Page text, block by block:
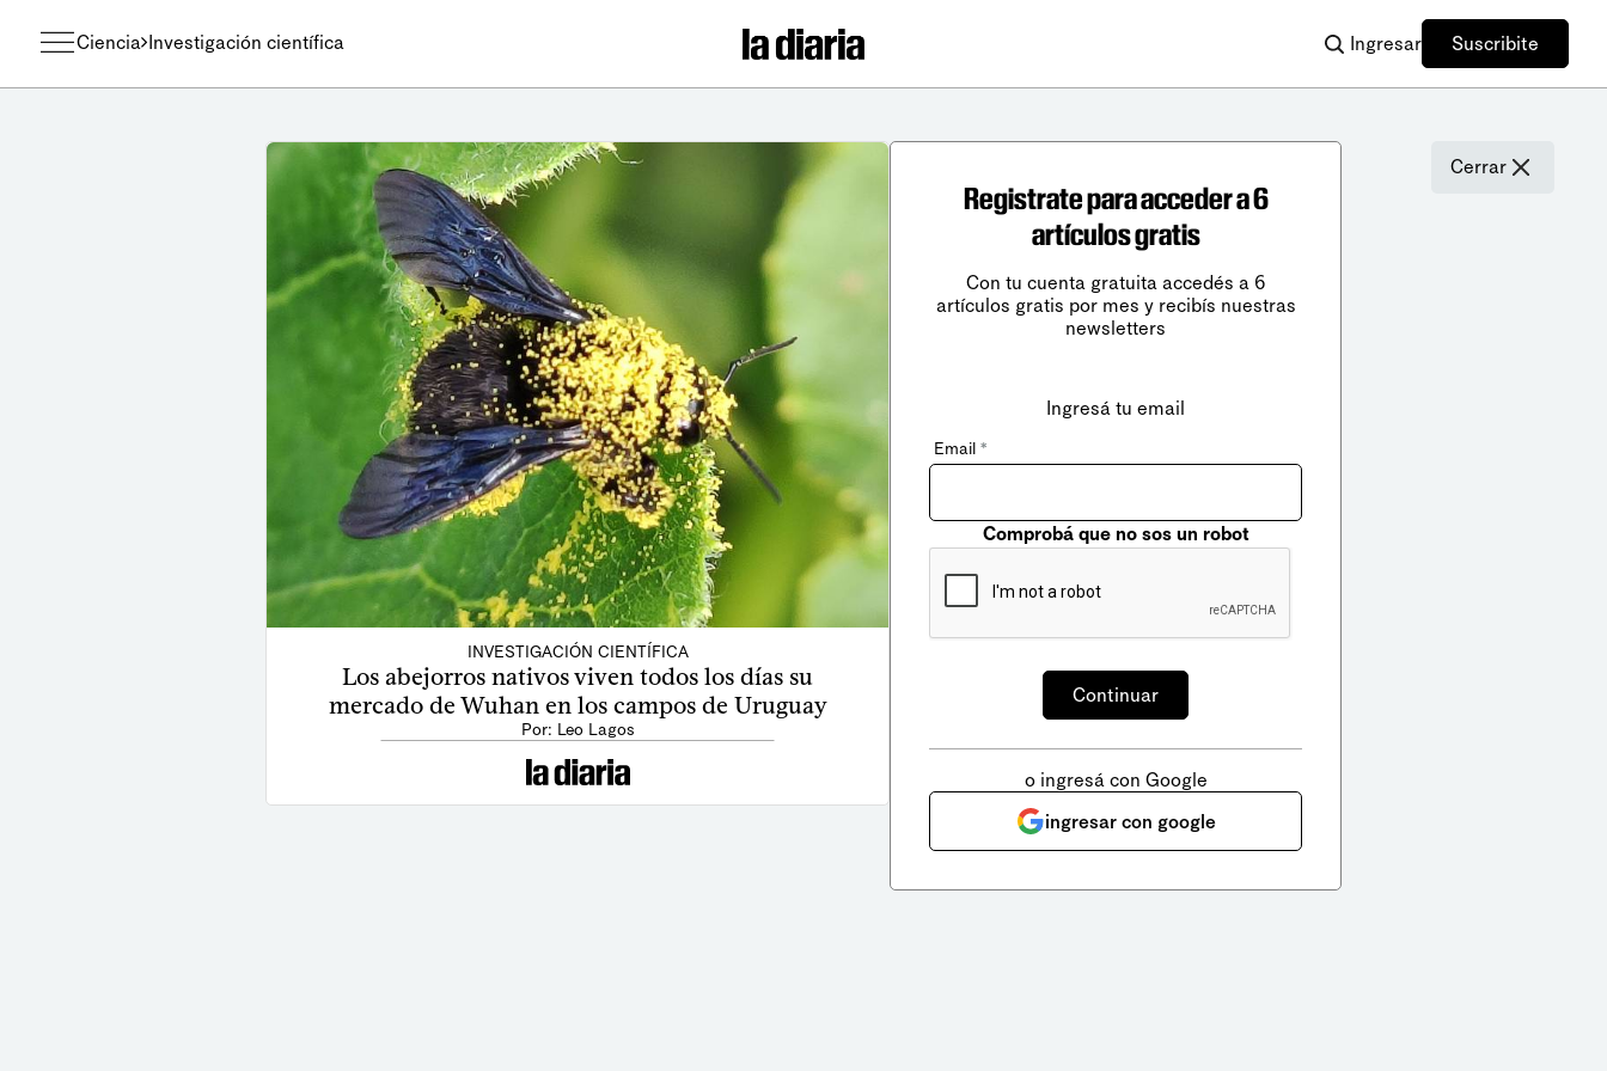
Ciencia Investigación científica Ingresar Suscribite
INVESTIGACIÓN CIENTÍFICA
Los abejorros nativos viven todos los días su
mercado de Wuhan en los campos de Uruguay
Por: Leo Lagos
Cerrar
Registrate para acceder a 6
artículos gratis
Con tu cuenta gratuita accedés a 6
artículos gratis por mes y recibís nuestras
newsletters
Ingresá tu email
Email *
Comprobá que no sos un robot
o ingresá con Google
ingresar con google